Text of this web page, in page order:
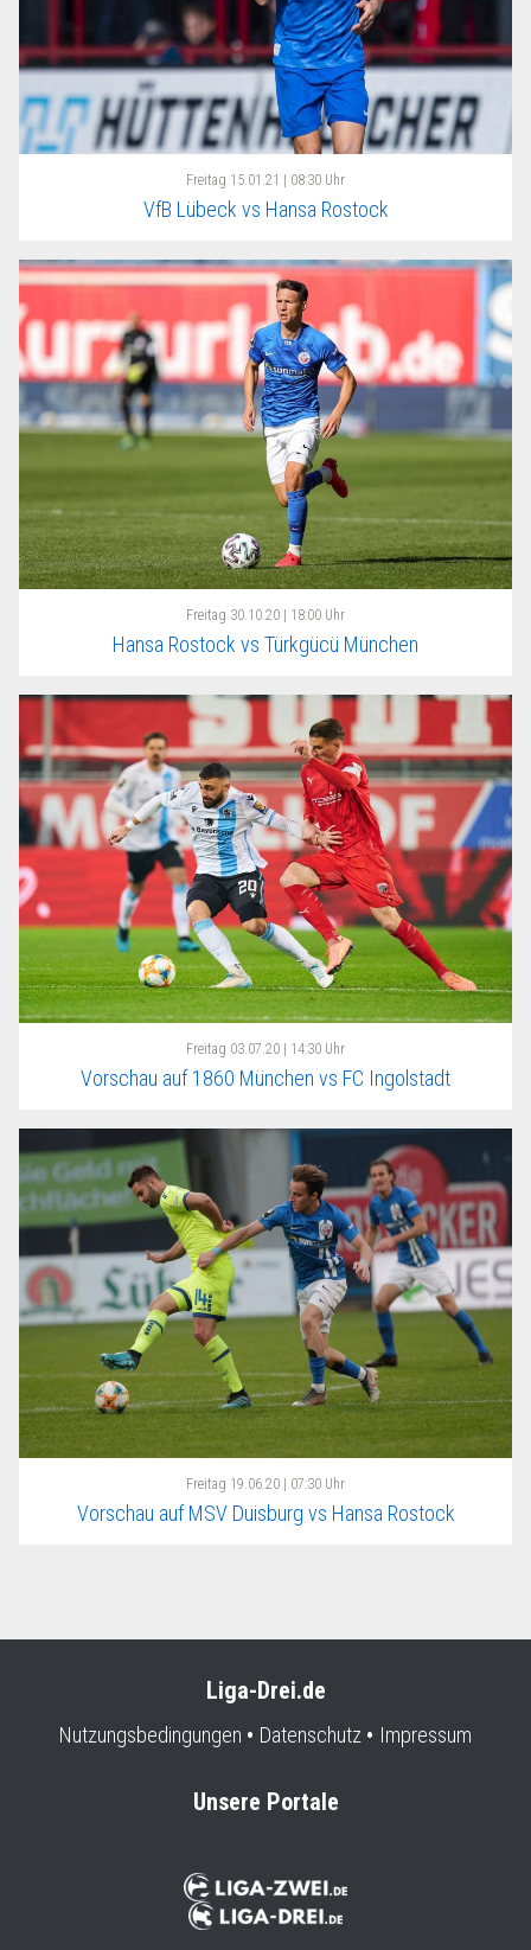
Freitag 15.01.21 | 08:30 Uhr
VfB Lübeck vs Hansa Rostock
Freitag 30.10.20 | 18:00 Uhr
Hansa Rostock vs Türkgücü München
Freitag 03.07.20 | 14:30 Uhr
Vorschau auf 1860 München vs FC Ingolstadt
Freitag 19.06.20 | 07:30 Uhr
Vorschau auf MSV Duisburg vs Hansa Rostock
Liga-Drei.de
Nutzungsbedingungen Datenschutz Impressum
Unsere Portale